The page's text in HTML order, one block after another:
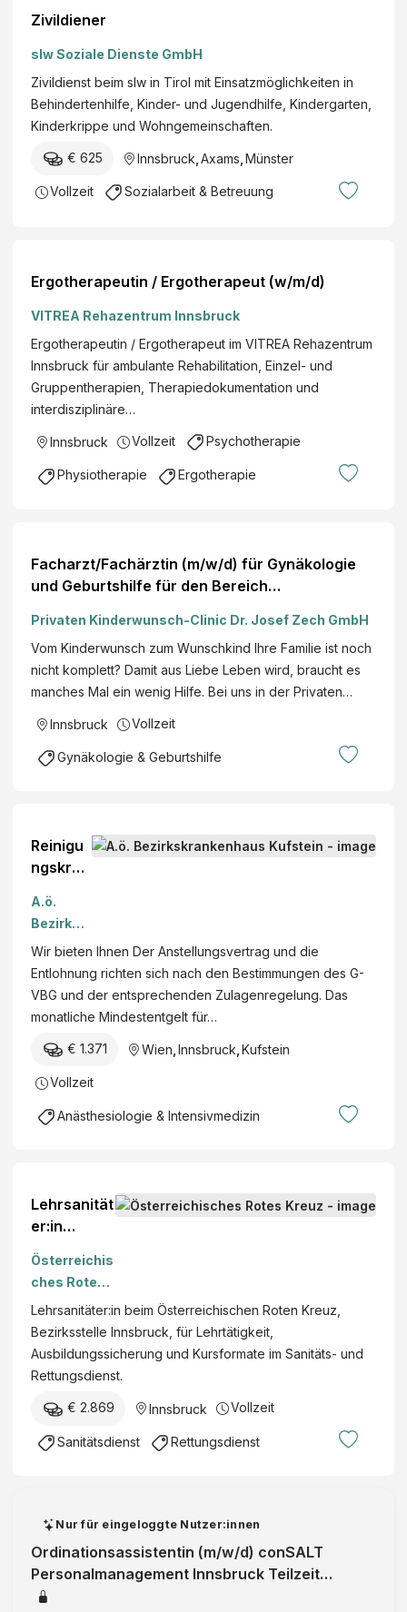
Zivildiener
slw Soziale Dienste GmbH
Zivildienst beim slw in Tirol mit Einsatzmöglichkeiten in
Behindertenhilfe, Kinder- und Jugendhilfe, Kindergarten,
Kinderkrippe und Wohngemeinschaften.
€ 625 Innsbruck Axams Münster
Vollzeit Sozialarbeit & Betreuung
Ergotherapeutin / Ergotherapeut (w/m/d)
VITREA Rehazentrum Innsbruck
Ergotherapeutin / Ergotherapeut im VITREA Rehazentrum
Innsbruck für ambulante Rehabilitation, Einzel- und
Gruppentherapien, Therapiedokumentation und
interdisziplinäre…
Innsbruck Vollzeit Psychotherapie
Physiotherapie Ergotherapie
Facharzt/Fachärztin (m/w/d) für Gynäkologie
und Geburtshilfe für den Bereich
Privaten Kinderwunsch-Clinic Dr. Josef Zech GmbH
Vom Kinderwunsch zum Wunschkind Ihre Familie ist noch
nicht komplett? Damit aus Liebe Leben wird, braucht es
manches Mal ein wenig Hilfe. Bei uns in der Privaten…
Innsbruck Vollzeit
Gynäkologie & Geburtshilfe
Reinigu
ngskräft
(w/m/d)
für die
Station |
Wochen
ddienst
nur 1-
2x im
Monat
in
Teilzeit
(50 %
)
A.ö.
Bezirksk
rankenh
aus
Kufstein
Wir bieten Ihnen Der Anstellungsvertrag und die
Entlohnung richten sich nach den Bestimmungen des G-
VBG und der entsprechenden Zulagenregelung. Das
monatliche Mindestentgelt für…
€ 1.371 Wien Innsbruck Kufstein
Vollzeit
Anästhesiologie & Intensivmedizin
Lehrsanität
er:in
(m/w/d)
Österreichis
ches Rotes
Kreuz
Lehrsanitäter:in beim Österreichischen Roten Kreuz,
Bezirksstelle Innsbruck, für Lehrtätigkeit,
Ausbildungssicherung und Kursformate im Sanitäts- und
Rettungsdienst.
€ 2.869 Innsbruck Vollzeit
Sanitätsdienst Rettungsdienst
Nur für eingeloggte Nutzer:innen
Ordinationsassistentin (m/w/d) conSALT
Personalmanagement Innsbruck Teilzeit
Veröffentlicht vor 2 Stunden Medizin